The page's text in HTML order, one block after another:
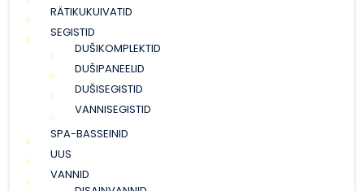
RÄTIKUKUIVATID
SEGISTID
DUŠIKOMPLEKTID
DUŠIPANEELID
DUŠISEGISTID
VANNISEGISTID
SPA-BASSEINID
UUS
VANNID